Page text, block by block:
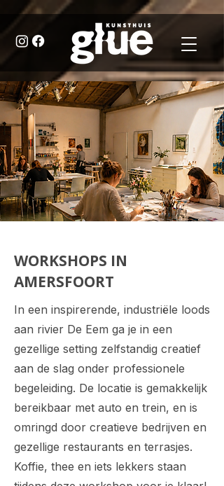
WORKSHOPS IN
AMERSFOORT
In een inspirerende, industriële loods
aan rivier De Eem ga je in een
gezellige setting zelfstandig creatief
aan de slag onder professionele
begeleiding. De locatie is gemakkelijk
bereikbaar met auto en trein, en is
omringd door creatieve bedrijven en
gezellige restaurants en terrasjes.
Koffie, thee en iets lekkers staan